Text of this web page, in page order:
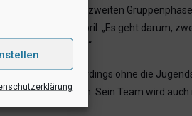
das Programm der zweiten
23., 25. und 28. April. „Es geht darum,
in sechs Tagen.“
Besetzung, allerdings ohne die
Kappenstein. Sein Team wird